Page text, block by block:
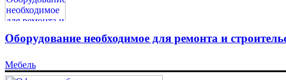
Оборудование необходимое для ремонта и
Мебель